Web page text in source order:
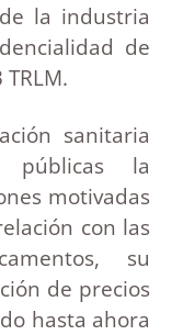
la industria
de
sanitaria
la
motivadas
con las
su
de precios
hasta ahora